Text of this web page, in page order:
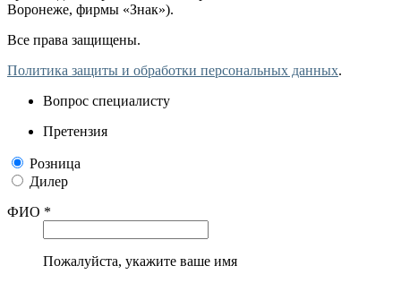
Воронеже, фирмы «Знак»).
Все права защищены.
Политика защиты и обработки персональных данных.
Вопрос специалисту
Претензия
Розница
Дилер
ФИО *
Пожалуйста, укажите ваше имя